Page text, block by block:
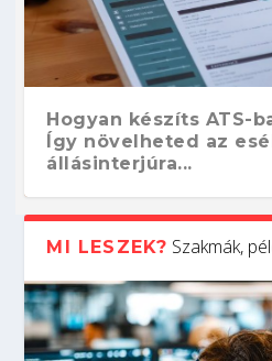
Hogyan készíts ATS-
Így növelheted az
állásinterjúra...
MI LESZEK? Szakmák,